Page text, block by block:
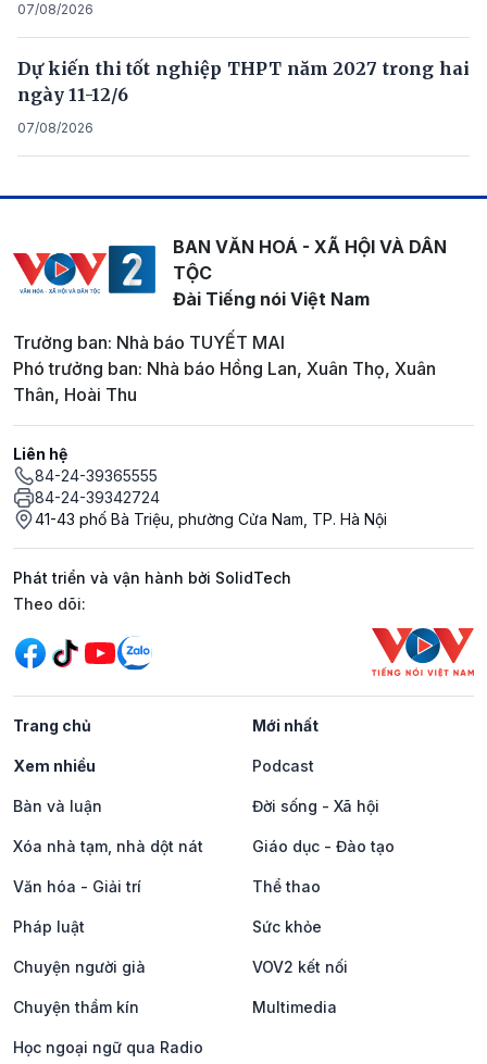
07/08/2026
Dự kiến thi tốt nghiệp THPT năm 2027 trong hai
ngày 11-12/6
07/08/2026
BAN VĂN HOÁ - XÃ HỘI VÀ DÂN
TỘC
Đài Tiếng nói Việt Nam
Trưởng ban: Nhà báo TUYẾT MAI
Phó trưởng ban: Nhà báo Hồng Lan, Xuân Thọ, Xuân
Thân, Hoài Thu
Liên hệ
84-24-39365555
84-24-39342724
41-43 phố Bà Triệu, phường Cửa Nam, TP. Hà Nội
Phát triển và vận hành bởi SolidTech
Mạng xã hội
Theo dõi:
Trang chủ Mới nhất
Xem nhiều Podcast
Bàn và luận Đời sống - Xã hội
Xóa nhà tạm, nhà dột nát Giáo dục - Đào tạo
Văn hóa - Giải trí Thể thao
Pháp luật Sức khỏe
Chuyện người già VOV2 kết nối
Chuyện thầm kín Multimedia
Học ngoại ngữ qua Radio